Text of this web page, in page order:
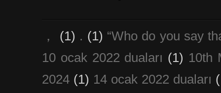
， (1) . (1) “Who do you say
10 ocak 2022 duaları (1) 10th
2024 (1) 14 ocak 2022 duaları